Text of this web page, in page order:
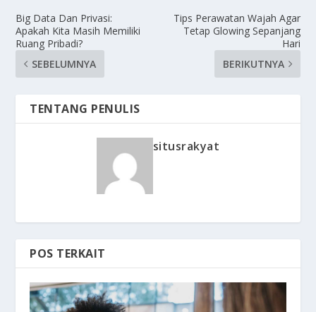
Big Data Dan Privasi:
Apakah Kita Masih Memiliki
Ruang Pribadi?
SEBELUMNYA
Tips Perawatan Wajah Agar
Tetap Glowing Sepanjang
Hari
BERIKUTNYA
TENTANG PENULIS
situsrakyat
POS TERKAIT